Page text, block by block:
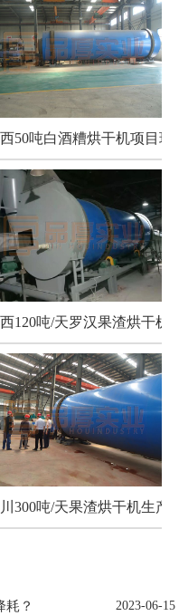
50吨白酒糟烘干机项目现场
120吨/天罗汉果渣烘干机项
300吨/天果渣烘干机生产现
耗？ 2023-06-15